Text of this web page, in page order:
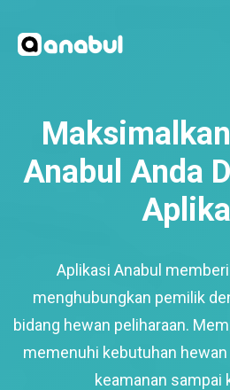
Anabul Anda
Aplikasi Anabul
menghubungkan pemilik
bidang hewan peliharaan.
memenuhi kebutuhan
keamanan sampai